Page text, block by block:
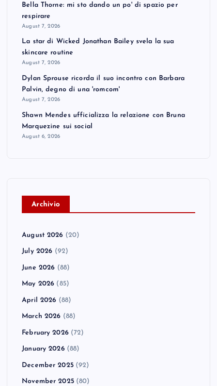
Bella Thorne: mi sto dando un po' di spazio per
respirare
August 7, 2026
La star di Wicked Jonathan Bailey svela la sua
skincare routine
August 7, 2026
Dylan Sprouse ricorda il suo incontro con Barbara
Palvin, degno di una 'romcom'
August 7, 2026
Shawn Mendes ufficializza la relazione con Bruna
Marquezine sui social
August 6, 2026
Archivio
August 2026 (20)
July 2026 (92)
June 2026 (88)
May 2026 (85)
April 2026 (88)
March 2026 (88)
February 2026(72)
January 2026(88)
December 2025(92)
November 2025(80)